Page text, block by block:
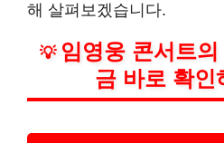
해 살펴보겠습니다.
💡 임영웅 콘서트
금 바로 확인